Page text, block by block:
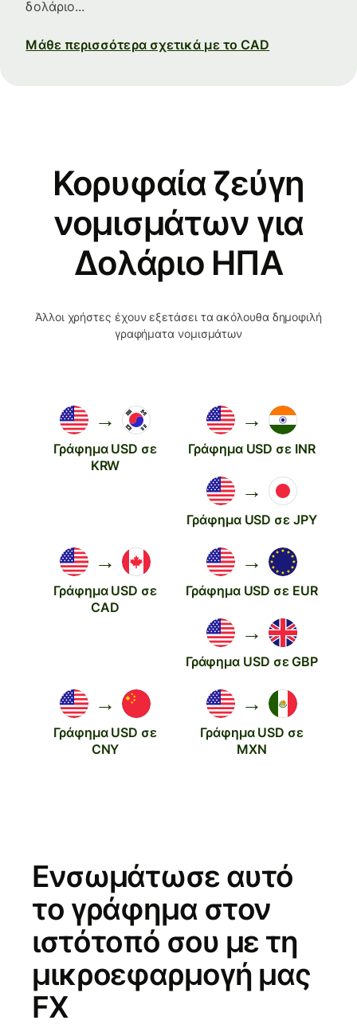
δολάριο...
Μάθε περισσότερα σχετικά με το CAD
Κορυφαία ζεύγη
νομισμάτων για
Δολάριο ΗΠΑ
Άλλοι χρήστες έχουν εξετάσει τα ακόλουθα δημοφιλή
γραφήματα νομισμάτων
→
Γράφημα USD σε
KRW
→
Γράφημα USD σε INR
→
Γράφημα USD σε JPY
→
Γράφημα USD σε
CAD
→
Γράφημα USD σε EUR
→
Γράφημα USD σε GBP
→
Γράφημα USD σε
CNY
→
Γράφημα USD σε
MXN
Ενσωμάτωσε αυτό
το γράφημα στον
ιστότοπό σου με τη
μικροεφαρμογή μας
FX